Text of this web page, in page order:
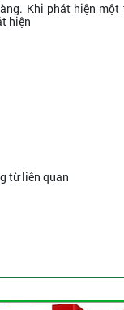
Khi phát hiện một
hiện
từ liên quan
AC 2S